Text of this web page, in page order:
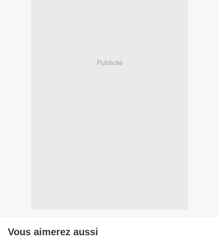
Publicité
Vous aimerez aussi